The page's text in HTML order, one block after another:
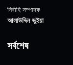
নির্বাহি সম্পাদক
আলাউদ্দিন ভুইয়া
সর্বশেষ